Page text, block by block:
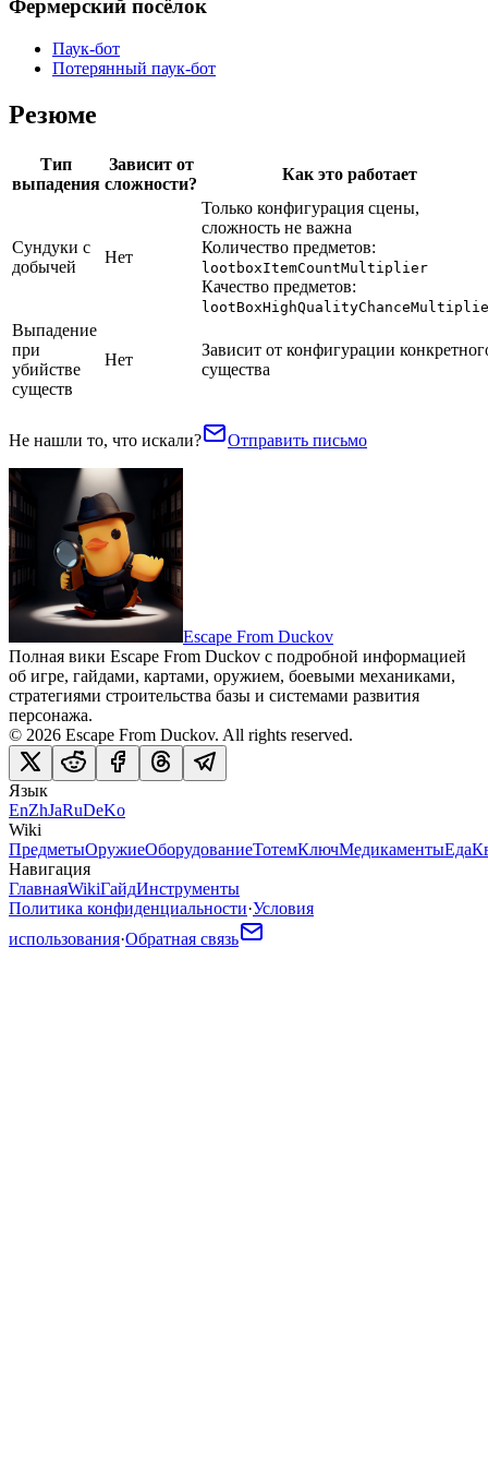
Фермерский посёлок
Паук-бот
Потерянный паук-бот
Резюме
Тип
выпадения
Зависит от
сложности?
Как это работает
Сундуки с
добычей
Нет
Только конфигурация сцены,
сложность не важна
Количество предметов:
lootboxItemCountMultiplier
Качество предметов:
Выпадение
при
убийстве
существ
Нет
Зависит от конфигурации
существа
Не нашли то, что искали? Отправить письмо
Escape From Duckov
Полная вики Escape From Duckov с подробной информацией
об игре, гайдами, картами, оружием, боевыми механиками,
стратегиями строительства базы и системами развития
персонажа.
© 2026 Escape From Duckov. All rights reserved.
Язык
EnZhJaRuDeKo
Wiki
ПредметыОружиеОборудованиеТотемКлючМедикаментыЕда
Навигация
ГлавнаяWikiГайдИнструменты
Политика конфиденциальности·Условия
использования·Обратная связь